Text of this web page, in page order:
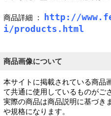
商品詳細 ： http://
i/products.html
商品画像について
本サイトに掲載されている商品
て共通に使用しているものがご
実際の商品は商品説明に基づき
や規格になります。